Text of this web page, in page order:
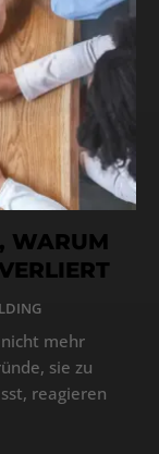
WARUM
mehr
sie zu
reagieren